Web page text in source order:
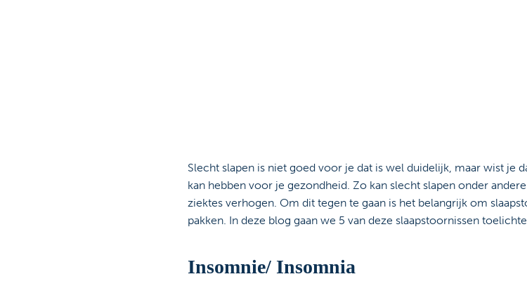
Slecht slapen is niet goed voor je dat is wel duidelijk, maar wist je
kan hebben voor je gezondheid. Zo kan slecht slapen onder
ziektes verhogen. Om dit tegen te gaan is het belangrijk om
pakken. In deze blog gaan we 5 van deze slaapstoornissen
Insomnie/ Insomnia